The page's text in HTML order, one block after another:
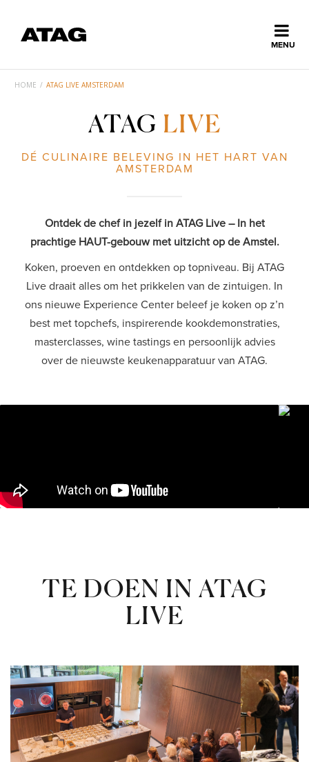
MENU
Collectie
Inspiratie
Service
Shop
HOME / ATAG LIVE AMSTERDAM
ATAG
EXPERIENCE
CENTER
ATAG LIVE
DÉ CULINAIRE BELEVING IN HET HART VAN
AMSTERDAM
Ontdek de chef in jezelf in ATAG Live – In het
prachtige HAUT-gebouw met uitzicht op de Amstel.
Koken, proeven en ontdekken op topniveau. Bij ATAG
Live draait alles om het prikkelen van de zintuigen. In
ons nieuwe Experience Center beleef je koken op z’n
best met topchefs, inspirerende kookdemonstraties,
masterclasses, wine tastings en persoonlijk advies
over de nieuwste keukenapparatuur van ATAG.
TE DOEN IN ATAG
LIVE